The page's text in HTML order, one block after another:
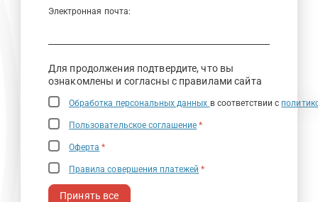
Электронная почта:
Для продолжения подтвердите, что вы
ознакомлены и согласны с правилами сайта
Обработка персональных данных в соответствии с
Пользовательское соглашение *
Оферта *
Правила совершения платежей *
Принять все